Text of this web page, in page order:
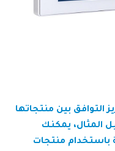
بين منتجاتها
المثال، يمكنك
باستخدام منتجات